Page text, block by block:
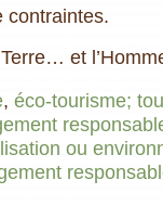
contraintes.
et
, éco-tourisme;
ou